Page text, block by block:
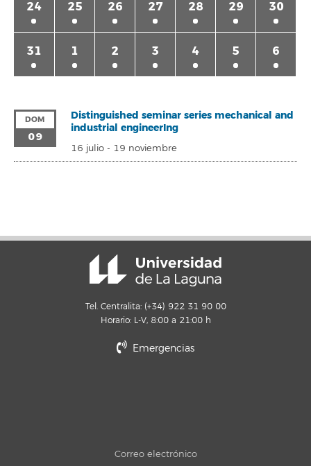
24 25 26 27 28 29 30
31 1 2 3 4 5 6
DOM
09
Distinguished seminar series mechanical and
industrial engineerIng
16 julio- 19 noviembre
Tel. Centralita: (+34) 922 31 90 00
Horario: L-V, 8:00 a 21:00 h
Emergencias
Correo electrónico